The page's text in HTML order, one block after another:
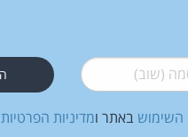
(שוב)*
השימוש באתר ומדיניות הפרטיות